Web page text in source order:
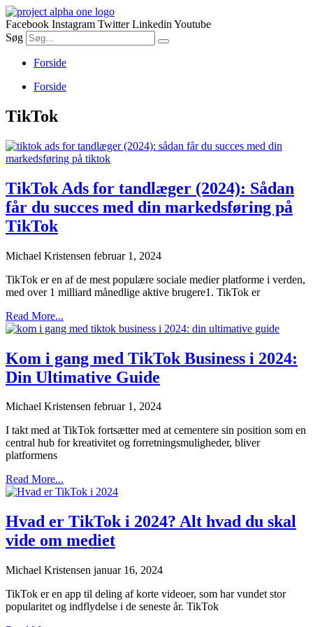
Videre
til
indhold
Facebook Instagram Twitter Linkedin Youtube
Søg
Forside
Forside
TikTok
TikTok Ads for tandlæger (2024): Sådan
får du succes med din markedsføring på
TikTok
Michael Kristensen februar 1, 2024
TikTok er en af de mest populære sociale medier platforme i verden,
med over 1 milliard månedlige aktive brugere1. TikTok er
Read More...
Kom i gang med TikTok Business i 2024:
Din Ultimative Guide
Michael Kristensen februar 1, 2024
I takt med at TikTok fortsætter med at cementere sin position som en
central hub for kreativitet og forretningsmuligheder, bliver
platformens
Read More...
Hvad er TikTok i 2024? Alt hvad du skal
vide om mediet
Michael Kristensen januar 16, 2024
TikTok er en app til deling af korte videoer, som har vundet stor
popularitet og indflydelse i de seneste år. TikTok